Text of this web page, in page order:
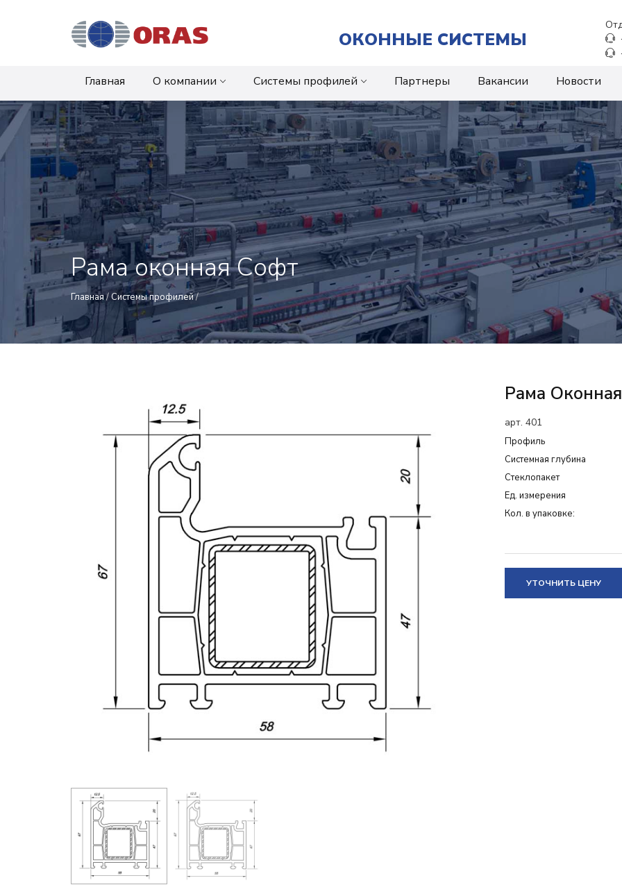
ОКОННЫЕ СИСТЕМЫ
Главная О компании Системы профилей Партнеры Вакансии Новости
Рама оконная Софт
Главная/Системы профилей/
Рама
арт. 401
Профиль
Системная глубина
Cтеклопакет
Ед. измерения
Кол. в упаковке:
УТОЧНИТЬ ЦЕНУ